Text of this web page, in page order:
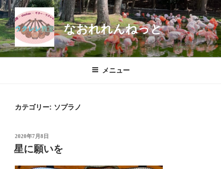
コ
ン
テ
ン
ツ
なおれれんねっと
メニュー
カテゴリー: ソプラノ
投
稿
日:
2020年7月8日
星に願いを